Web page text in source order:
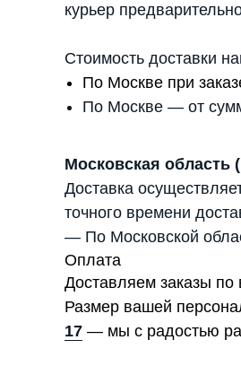
курьер
Стоимость доставки
По Москве при
По Москве — от
Московская
Доставка
точного времени
— По Московской
Оплата
Доставляем заказы по
Размер вашей
17 — мы с радостью